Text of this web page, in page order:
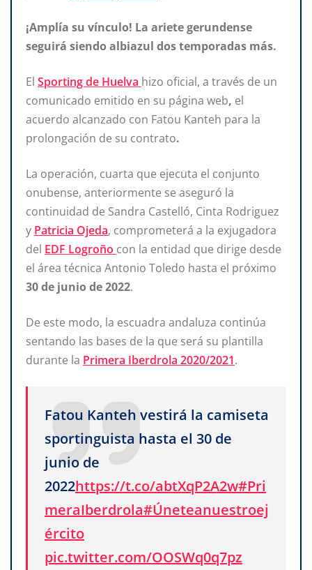
¡Amplía su vínculo! La ariete gerundense
seguirá siendo albiazul dos temporadas más.
El Sporting de Huelva hizo oficial, a través de un
comunicado emitido en su página web, el
acuerdo alcanzado con Fatou Kanteh para la
prolongación de su contrato.
La operación, cuarta que ejecuta el conjunto
onubense, anteriormente se aseguró la
continuidad de Sandra Castelló, Cinta Rodriguez
y Patricia Ojeda, comprometerá a la exjugadora
del EDF Logroño con la entidad que dirige desde
el área técnica Antonio Toledo hasta el próximo
30 de junio de 2022.
De este modo, la escuadra andaluza continúa
sentando las bases de la que será su plantilla
durante la Primera Iberdrola 2020/2021.
Fatou Kanteh vestirá la camiseta
sportinguista hasta el 30 de
junio de
2022https://t.co/abtXqP2A2w#Pri
meraIberdrola#Úneteanuestroej
ército
pic.twitter.com/OOSWq0q7pz